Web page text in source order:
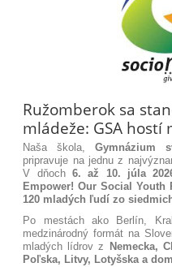
Ružomberok sa
mládeže: GSA
Naša škola, Gymnázium
pripravuje na jednu z
V dňoch 6. až 10. júla
Empower! Our Social Youth
120 mladých ľudí zo
Po mestách ako Berlín,
medzinárodný formát na
mladých lídrov z
Nemecka,
Poľska, Litvy, Lotyšska a